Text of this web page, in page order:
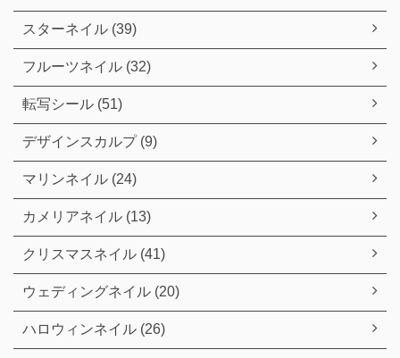
スターネイル (39)
フルーツネイル (32)
転写シール (51)
デザインスカルプ (9)
マリンネイル (24)
カメリアネイル (13)
クリスマスネイル (41)
ウェディングネイル (20)
ハロウィンネイル (26)